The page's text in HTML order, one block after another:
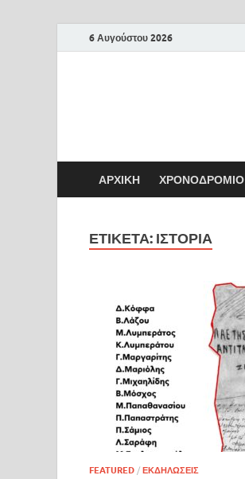
6 Αυγούστου 2026
ΑΡΧΙΚΗ ΧΡΟΝΟΔΡΟΜΙΟ
ΕΤΙΚΕΤΑ: ΙΣΤΟΡΙΑ
FEATURED / ΕΚΔΗΛΩΣΕΙΣ